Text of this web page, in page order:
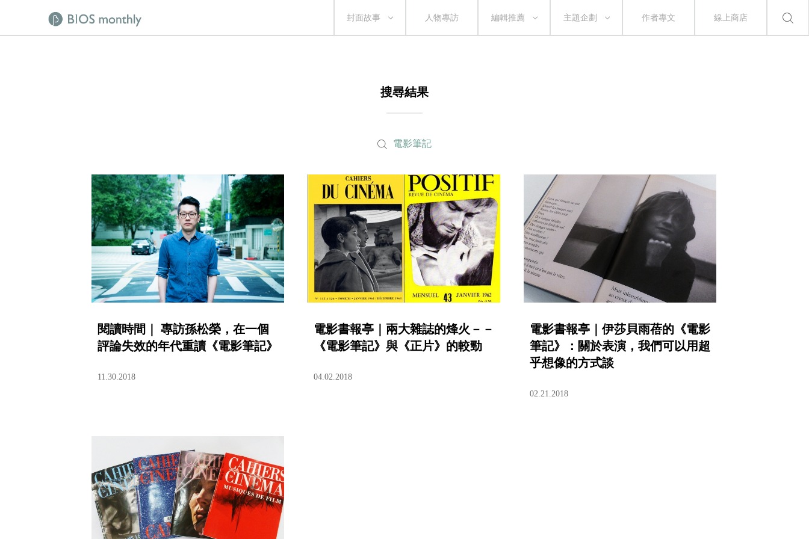
封面故事 人物專訪 編輯推薦 主題企劃 作者專文 線上商店
搜尋結果
電影筆記
閱讀時間｜ 專訪孫松榮，在一個
評論失效的年代重讀《電影筆記》
11.30.2018
電影書報亭｜兩大雜誌的烽火－－
《電影筆記》與《正片》的較勁
04.02.2018
電影書報亭｜伊莎貝雨蓓的《電影
筆記》：關於表演，我們可以用超
乎想像的方式談
02.21.2018